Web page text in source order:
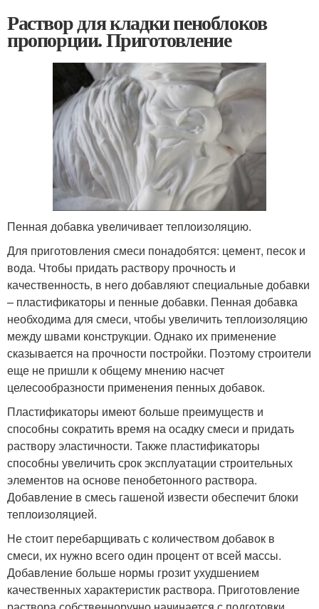
Раствор для кладки пеноблоков
пропорции. Приготовление
Пенная добавка увеличивает теплоизоляцию.
Для приготовления смеси понадобятся: цемент, песок и
вода. Чтобы придать раствору прочность и
качественность, в него добавляют специальные добавки
– пластификаторы и пенные добавки. Пенная добавка
необходима для смеси, чтобы увеличить теплоизоляцию
между швами конструкции. Однако их применение
сказывается на прочности постройки. Поэтому строители
еще не пришли к общему мнению насчет
целесообразности применения пенных добавок.
Пластификаторы имеют больше преимуществ и
способны сократить время на осадку смеси и придать
раствору эластичности. Также пластификаторы
способны увеличить срок эксплуатации строительных
элементов на основе пенобетонного раствора.
Добавление в смесь гашеной извести обеспечит блоки
теплоизоляцией.
Не стоит перебарщивать с количеством добавок в
смеси, их нужно всего один процент от всей массы.
Добавление больше нормы грозит ухудшением
качественных характеристик раствора. Приготовление